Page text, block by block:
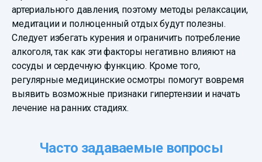
артериального давления, поэтому методы релаксации,
медитации и полноценный отдых будут полезны.
Следует избегать курения и ограничить потребление
алкоголя, так как эти факторы негативно влияют на
сосуды и сердечную функцию. Кроме того,
регулярные медицинские осмотры помогут вовремя
выявить возможные признаки гипертензии и начать
лечение на ранних стадиях.
Часто задаваемые вопросы